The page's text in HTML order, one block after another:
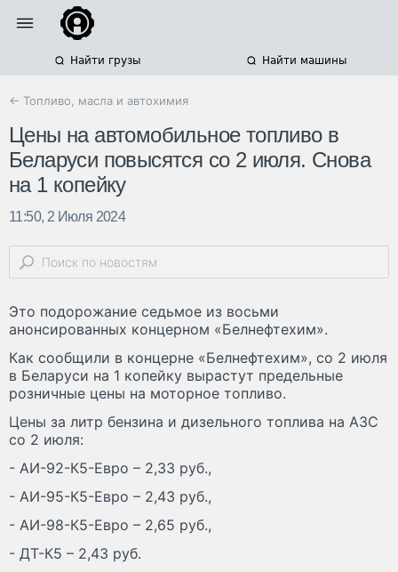
Найти грузы Найти машины
← Топливо, масла и автохимия
Цены на автомобильное топливо в
Беларуси повысятся со 2 июля. Снова
на 1 копейку
11:50, 2 Июля 2024
Это подорожание седьмое из восьми
анонсированных концерном «Белнефтехим».
Как сообщили в концерне «Белнефтехим», со 2 июля
в Беларуси на 1 копейку вырастут предельные
розничные цены на моторное топливо.
Цены за литр бензина и дизельного топлива на АЗС
со 2 июля:
- АИ-92-К5-Евро – 2,33 руб.,
- АИ-95-К5-Евро – 2,43 руб.,
- АИ-98-К5-Евро – 2,65 руб.,
- ДТ-К5 – 2,43 руб.